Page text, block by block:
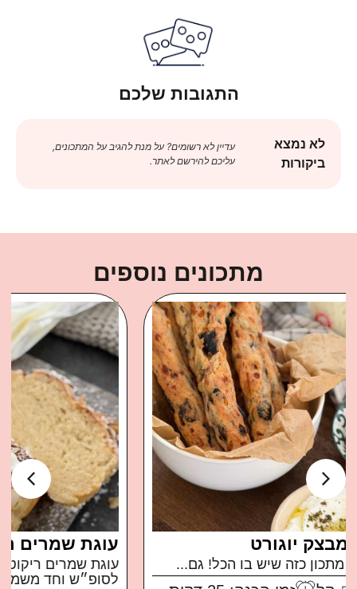
התגובות שלכם
לא נמצא
ביקורות
עדיין לא רשומים? על מנת להגיב על המתכונים,
עליכם להירשם לאתר.
מתכונים נוספים
עוגת שמרים ריקוטה ושקדים
עוגת שמרים ריקוטה ושקדים ממכרת ברמות בול
לסופ״ש וחד משמעית...